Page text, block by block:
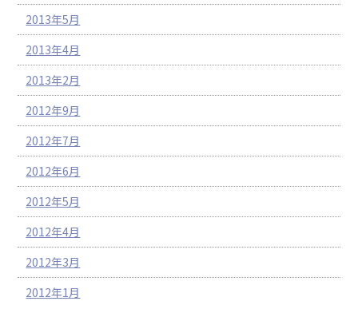
2013年5月
2013年4月
2013年2月
2012年9月
2012年7月
2012年6月
2012年5月
2012年4月
2012年3月
2012年1月